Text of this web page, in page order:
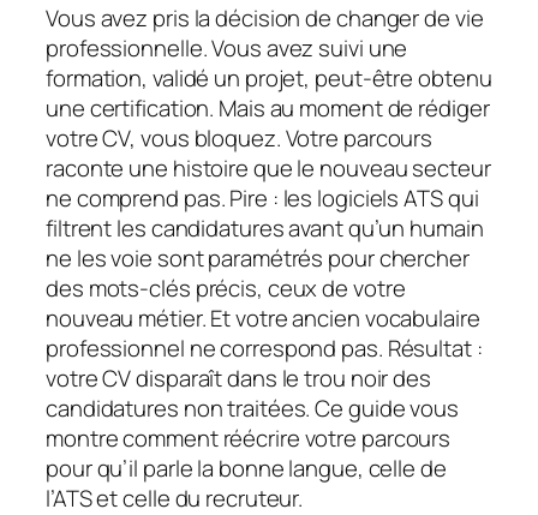
Vous avez pris la décision de changer de vie
professionnelle. Vous avez suivi une
formation, validé un projet, peut-être obtenu
une certification. Mais au moment de rédiger
votre CV, vous bloquez. Votre parcours
raconte une histoire que le nouveau secteur
ne comprend pas. Pire : les logiciels ATS qui
filtrent les candidatures avant qu’un humain
ne les voie sont paramétrés pour chercher
des mots-clés précis, ceux de votre
nouveau métier. Et votre ancien vocabulaire
professionnel ne correspond pas. Résultat :
votre CV disparaît dans le trou noir des
candidatures non traitées. Ce guide vous
montre comment réécrire votre parcours
pour qu’il parle la bonne langue, celle de
l’ATS et celle du recruteur.